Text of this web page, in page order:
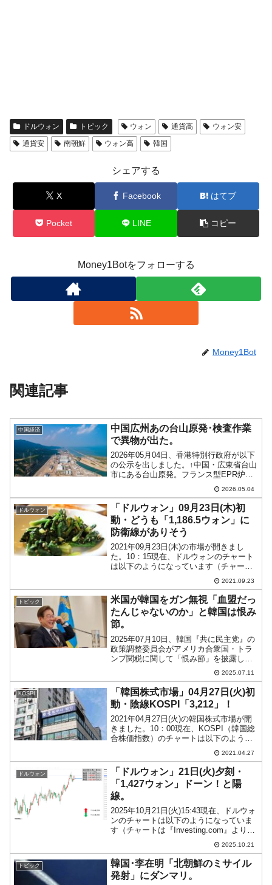
ドルウォン トピック ウォン 通貨高
ウォン安
通貨安
南朝鮮 ウォン高 韓国
シェアする
X Facebook はてブ
Pocket LINE コピー
Money1Botをフォローする
Money1Bot
関連記事
中国経済
中国広州あの台山原発･検査作業
で異物が出た。
2026年05月04日、香港特別行政府が以下
の公示を出しました。↑中国・広東省台山
市にある台山原発。フランス型EPR炉
（欧州加圧水型炉）を採用し、原子炉は2
基（各約1,660MW）で、2018年（1号
機）・2019年（2号機）に商業運転を開...
2026.05.04
ドルウォン
「ドルウォン」09月23日(木)初
動・どうも「1,186.5ウォン」に
防衛線がありそう
2021年09月23日(木)の市場が開きまし
た。10：15現在、ドルウォンのチャート
は以下のようになっています（チャート
は『Investing.com』より引用）。陽線で
ウォン安方向に向かっています。ローソ
ク足1本が1分間の値動きを示す「1...
2021.09.23
トピック
米国が韓国をガン無視「血盟だっ
たんじゃないのか」と韓国は恨み
節。
2025年07月10日、韓国『共に民主党』の
政策調整委員会がアメリカ合衆国・トラ
ンプ関税に関して「恨み節」を披露しま
した。チン・ソンジュン委員長は同日、
「トランプ大統領が防衛費分担金100億ド
ルを要求したのは、同盟国に対する尊重
や礼儀のかけ...
2025.07.11
KOSPI
「韓国株式市場」04月27日(火)初
動・陰線KOSPI「3,212」！
2021年04月27日(火)の韓国株式市場が開
きました。10：00現在、KOSPI（韓国総
合株価指数）のチャートは以下のように
『Investing.com』より引用）。本日をい
ったんは上にいったのですが、現在は陰
線と...
2021.04.27
ドルウォン
「ドルウォン」21日(火)夕刻・
「1,427ウォン」ドーン！と陽
線。
2025年10月21日(火)15:43現在、ドルウォ
ンのチャートは以下のようになっていま
す（チャートは『Investing.com』より引
用）。ドーンと陽線になりました(笑)。現
在のところ「1ドル＝1,427ウォン」近辺
の攻防となっています...
2025.10.21
トピック
韓国･李在明「北朝鮮のミサイル
発射」にダンマリ。